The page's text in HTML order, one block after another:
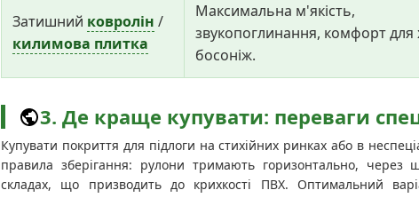
Затишний ковролін /
килимова плитка
Максимальна м'якість,
звукопоглинання, комфорт для
босоніж.
3. Де краще купувати: переваги
Купувати покриття для підлоги на стихійних ринках або в
правила зберігання: рулони тримають горизонтально,
складах, що призводить до крихкості ПВХ. Оптимальний